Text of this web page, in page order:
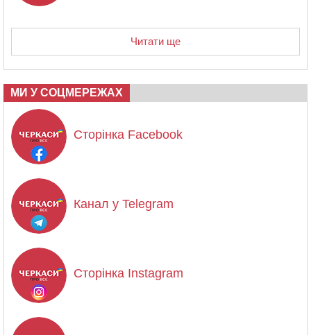
Читати ще
МИ У СОЦМЕРЕЖАХ
Сторінка Facebook
Канал у Telegram
Сторінка Instagram